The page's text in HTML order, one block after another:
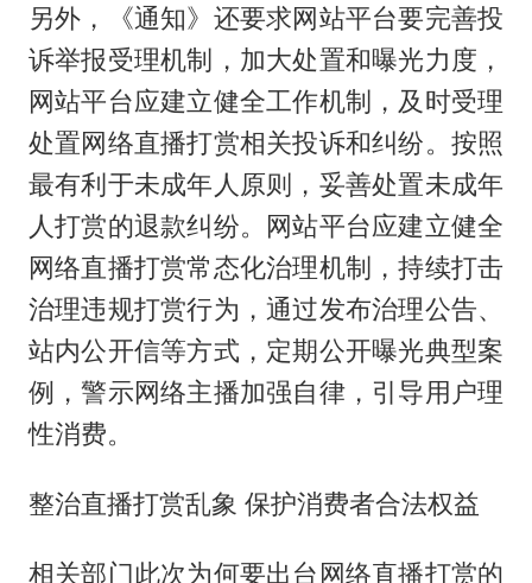
另外，《通知》还要求网站平台要完善投
诉举报受理机制，加大处置和曝光力度，
网站平台应建立健全工作机制，及时受理
处置网络直播打赏相关投诉和纠纷。按照
最有利于未成年人原则，妥善处置未成年
人打赏的退款纠纷。网站平台应建立健全
网络直播打赏常态化治理机制，持续打击
治理违规打赏行为，通过发布治理公告、
站内公开信等方式，定期公开曝光典型案
例，警示网络主播加强自律，引导用户理
性消费。
整治直播打赏乱象 保护消费者合法权益
相关部门此次为何要出台网络直播打赏的